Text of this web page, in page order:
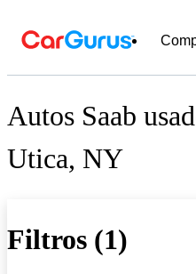
Autos Saab
Utica, NY
Filtros (1)